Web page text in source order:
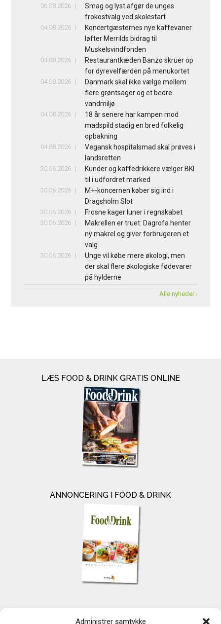
Administrer samtykke
06.08.2026
Smag og lyst afgør de unges
frokostvalg ved skolestart
04.08.2026
Koncertgæsternes nye kaffevaner
løfter Merrilds bidrag til
Muskelsvindfonden
04.08.2026
Restaurantkæden Banzo skruer op
for dyrevelfærden på menukortet
04.08.2026
Danmark skal ikke vælge mellem
flere grøntsager og et bedre
vandmiljø
04.08.2026
18 år senere har kampen mod
madspild stadig en bred folkelig
opbakning
04.08.2026
Vegansk hospitalsmad skal prøves i
landsretten
30.06.2026
Kunder og kaffedrikkere vælger BKI
til i udfordret marked
30.06.2026
M+-koncernen køber sig ind i
Dragsholm Slot
30.06.2026 Frosne kager luner i regnskabet
30.06.2026
Makrellen er truet: Dagrofa henter
ny makrel og giver forbrugeren et
valg
30.06.2026
Unge vil købe mere økologi, men
der skal flere økologiske fødevarer
på hylderne
Alle nyheder ›
LÆS FOOD & DRINK GRATIS ONLINE
ANNONCERING I FOOD & DRINK